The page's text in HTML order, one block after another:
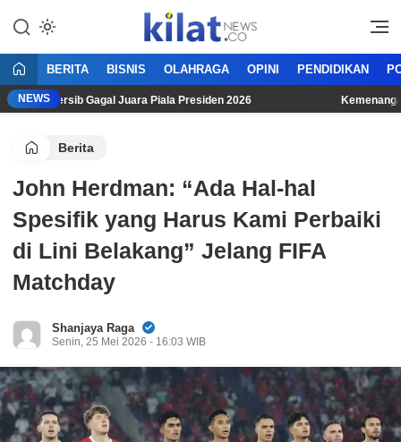
KilatNews.co
Mencerdaskan Anak Bangsa
BERITA BISNIS OLAHRAGA OPINI PENDIDIKAN
NEWS
Persib Gagal Juara Piala Presiden 2026 Kemenangan
Berita
John Herdman: “Ada Hal-hal
Spesifik yang Harus Kami Perbaiki
di Lini Belakang” Jelang FIFA
Matchday
Shanjaya Raga
Senin, 25 Mei 2026 - 16:03 WIB